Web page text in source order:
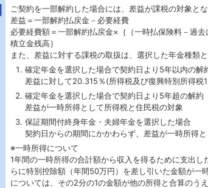
ご契約を一部解約した場合には、差益が課税の対象とな
差益＝一部解約払戻金－必要経費
必要経費額＝一部解約払戻金×｛（一時払保険料－過
積立金残高｝
また、差益に対する課税の取扱は、選択した年金種類
確定年金を選択した場合で契約日より5年以内の解
差益に対して20.315％(所得税及び復興特別所得
確定年金を選択した場合で契約日より5年超の解約
差益が一時所得として所得税と住民税の対象
保証期間付終身年金・夫婦年金を選択した場合
契約日からの期間にかかわらず、差益が一時所得
※一時所得について
1年間の一時所得の合計額から収入を得るために支出し
らに特別控除額（年間50万円）を差し引いた金額が一
については、その2分の1の金額が他の所得と合算のう